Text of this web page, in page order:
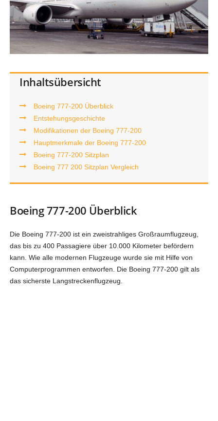
Inhaltsübersicht
Boeing 777-200 Überblick
Entstehungsgeschichte
Modifikationen der Boeing 777-200
Hauptmerkmale der Boeing 777-200
Boeing 777-200 Sitzplan
Boeing 777 200 Sitzplan Vergleich
Boeing 777-200 Überblick
Die Boeing 777-200 ist ein zweistrahliges Großraumflugzeug,
das bis zu 400 Passagiere über 10.000 Kilometer befördern
kann. Wie alle modernen Flugzeuge wurde sie mit Hilfe von
Computerprogrammen entworfen. Die Boeing 777-200 gilt als
das sicherste Langstreckenflugzeug.